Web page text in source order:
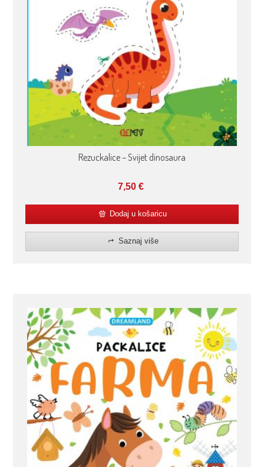
Rezuckalice – Svijet dinosaura
7,50€
Dodaj u košaricu
Saznaj više